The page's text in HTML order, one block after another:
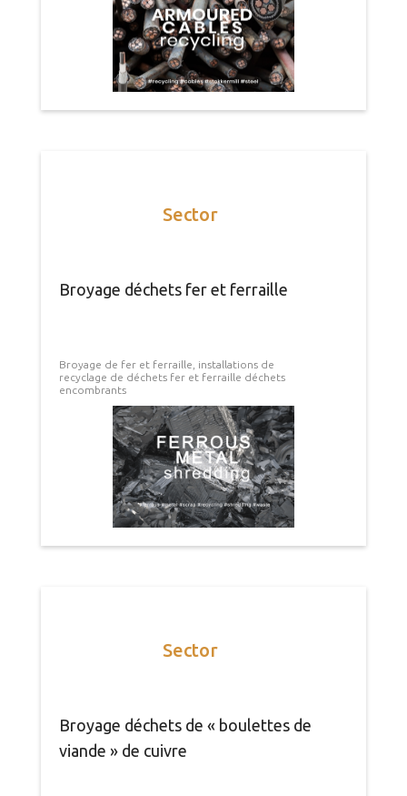
Sector
Broyage déchets fer et ferraille
Broyage de fer et ferraille, installations de
recyclage de déchets fer et ferraille déchets
encombrants
Sector
Broyage déchets de « boulettes de
viande » de cuivre